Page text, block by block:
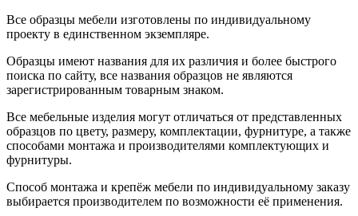
Все образцы мебели изготовлены по индивидуальному
проекту в единственном экземпляре.
Образцы имеют названия для их различия и более быстрого
поиска по сайту, все названия образцов не являются
зарегистрированным товарным знаком.
Все мебельные изделия могут отличаться от представленных
образцов по цвету, размеру, комплектации, фурнитуре, а также
способами монтажа и производителями комплектующих и
фурнитуры.
Способ монтажа и крепёж мебели по индивидуальному заказу
выбирается производителем по возможности её применения.